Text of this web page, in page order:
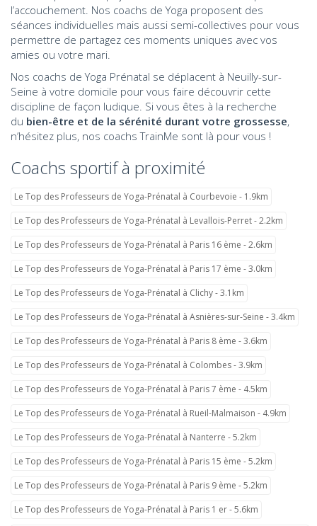
l’accouchement. Nos coachs de Yoga proposent des
séances individuelles mais aussi semi-collectives pour vous
permettre de partagez ces moments uniques avec vos
amies ou votre mari.
Nos coachs de Yoga Prénatal se déplacent à Neuilly-sur-
Seine à votre domicile pour vous faire découvrir cette
discipline de façon ludique. Si vous êtes à la recherche
du bien-être et de la sérénité durant votre grossesse,
n’hésitez plus, nos coachs TrainMe sont là pour vous !
Coachs sportif à proximité
Le Top des Professeurs de Yoga-Prénatal à Courbevoie - 1.9km
Le Top des Professeurs de Yoga-Prénatal à Levallois-Perret - 2.2km
Le Top des Professeurs de Yoga-Prénatal à Paris 16 ème - 2.6km
Le Top des Professeurs de Yoga-Prénatal à Paris 17 ème - 3.0km
Le Top des Professeurs de Yoga-Prénatal à Clichy - 3.1km
Le Top des Professeurs de Yoga-Prénatal à Asnières-sur-Seine - 3.4km
Le Top des Professeurs de Yoga-Prénatal à Paris 8 ème - 3.6km
Le Top des Professeurs de Yoga-Prénatal à Colombes - 3.9km
Le Top des Professeurs de Yoga-Prénatal à Paris 7 ème - 4.5km
Le Top des Professeurs de Yoga-Prénatal à Rueil-Malmaison - 4.9km
Le Top des Professeurs de Yoga-Prénatal à Nanterre - 5.2km
Le Top des Professeurs de Yoga-Prénatal à Paris 15 ème - 5.2km
Le Top des Professeurs de Yoga-Prénatal à Paris 9 ème - 5.2km
Le Top des Professeurs de Yoga-Prénatal à Paris 1 er - 5.6km